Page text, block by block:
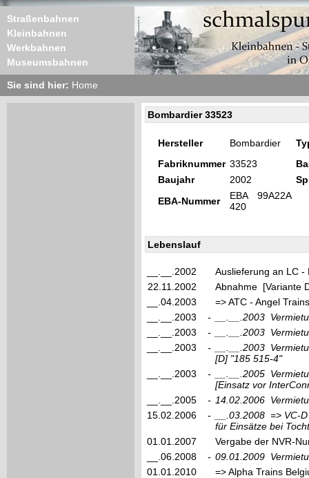
Straßenbahnen
Kleinbahnen
Werkbahnen
Museumsbahnen
Sie sind hier: Home
Bombardier 33523
Hersteller Bombardier
Fabriknummer 33523
Baujahr
2002
EBA-Nummer
EBA 99A22A
420
Lebenslauf
__.__.2002
Auslieferung an LC -
22.11.2002
Abnahme [Variante
__.04.2003
=> ATC - Angel
__.__.2003
- __.__.2003
__.__.2003
- __.__.2003
__.__.2003
- __.__.2003
[D] "185 515-4"
__.__.2003
- __.__.2005
[Einsatz vor
__.__.2005
- 14.02.2006
15.02.2006
- __.03.2008 => VC-
für Einsätze bei
01.01.2007
Vergabe der NVR-
__.06.2008
- 09.01.2009
01.01.2010
=> Alpha Trains